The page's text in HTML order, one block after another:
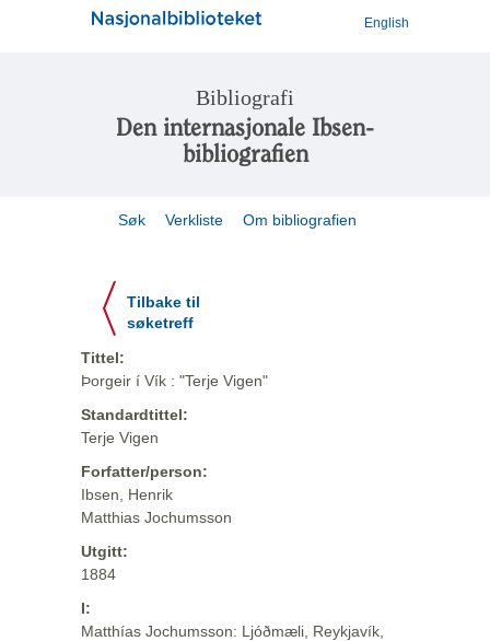
English
Bibliografi
Den internasjonale Ibsen-
bibliografien
Søk Verkliste Om bibliografien
Tilbake til
søketreff
Tittel:
Þorgeir í Vík : "Terje Vigen"
Standardtittel:
Terje Vigen
Forfatter/person:
Ibsen, Henrik
Matthias Jochumsson
Utgitt:
1884
I:
Matthías Jochumsson: Ljóðmæli, Reykjavík,